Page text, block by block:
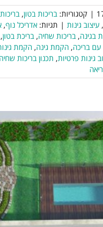
| קטגוריות: בריכות בטון,
, עיצוב גינות | תגיות: אדריכל נוף,
בגינה, בריכות שחיה, בריכת בטון,
עם בריכה, הקמת גינה, הקמת
גינות פרטיות, תכנון בריכות שחיה